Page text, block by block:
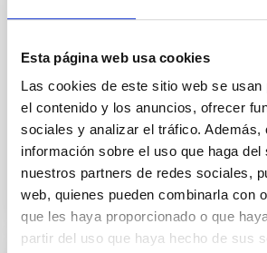
Esta página web usa cookies
Las cookies de este sitio web se usan
el contenido y los anuncios, ofrecer
sociales y analizar el tráfico. Además,
información sobre el uso que haga del
nuestros partners de redes sociales,
web, quienes pueden combinarla con
que les haya proporcionado o que
partir del uso que haya hecho de sus
muestra que el sistema, denominado
la enana blanca superdensa consume
festín estelar. Los expertos creen que
Fecha de publicación 10/09/